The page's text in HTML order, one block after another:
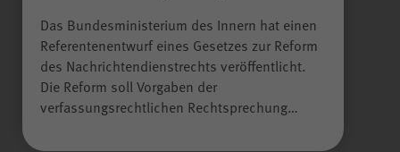
Das Bundesministerium des Innern hat einen
Referentenentwurf eines Gesetzes zur Reform
des Nachrichtendienstrechts veröffentlicht.
Die Reform soll Vorgaben der
verfassungsrechtlichen Rechtsprechung…